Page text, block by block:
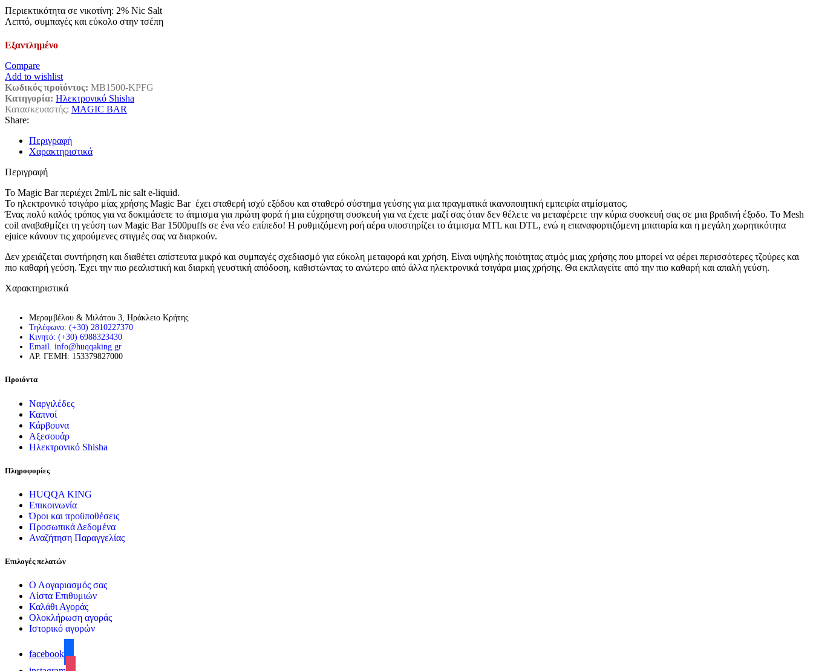
Περιεκτικότητα σε νικοτίνη: 2% Nic Salt
Λεπτό, συμπαγές και εύκολο στην τσέπη
Εξαντλημένο
Compare
Add to wishlist
Κωδικός προϊόντος: MB1500-KPFG
Κατηγορία: Ηλεκτρονικό Shisha
Κατασκευαστής: MAGIC BAR
Share:
Περιγραφή
Χαρακτηριστικά
Περιγραφή
Το Magic Bar περιέχει 2ml/L nic salt e-liquid.
Το ηλεκτρονικό τσιγάρο μίας χρήσης Magic Bar έχει σταθερή ισχύ εξόδου και σταθερό σύστημα γεύσης για μια πραγματικά ικανοποιητική εμπειρία ατμίσματος.
Ένας πολύ καλός τρόπος για να δοκιμάσετε το άτμισμα για πρώτη φορά ή μια εύχρηστη συσκευή για να έχετε μαζί σας όταν δεν θέλετε να μεταφέρετε την κύρια συσκευή σας σε μια βραδινή έξοδο. Το Mesh
coil αναβαθμίζει τη γεύση των Magic Bar 1500puffs σε ένα νέο επίπεδο! Η ρυθμιζόμενη ροή αέρα υποστηρίζει το άτμισμα MTL και DTL, ενώ η επαναφορτιζόμενη μπαταρία και η μεγάλη χωρητικότητα
ejuice κάνουν τις χαρούμενες στιγμές σας να διαρκούν.
Δεν χρειάζεται συντήρηση και διαθέτει απίστευτα μικρό και συμπαγές σχεδιασμό για εύκολη μεταφορά και χρήση. Είναι υψηλής ποιότητας ατμός μιας χρήσης που μπορεί να φέρει περισσότερες τζούρες και
πιο καθαρή γεύση. Έχει την πιο ρεαλιστική και διαρκή γευστική απόδοση, καθιστώντας το ανώτερο από άλλα ηλεκτρονικά τσιγάρα μιας χρήσης. Θα εκπλαγείτε από την πιο καθαρή και απαλή γεύση.
Χαρακτηριστικά
Μεραμβέλου & Μιλάτου 3, Ηράκλειο Κρήτης
Τηλέφωνο: (+30) 2810227370
Κινητό: (+30) 6988323430
Email. info@huqqaking.gr
ΑΡ. ΓΕΜΗ: 153379827000
Προιόντα
Ναργιλέδες
Καπνοί
Κάρβουνα
Αξεσουάρ
Ηλεκτρονικό Shisha
Πληροφορίες
HUQQA KING
Επικοινωνία
Όροι και προϋποθέσεις
Προσωπικά Δεδομένα
Αναζήτηση Παραγγελίας
Επιλογές πελατών
Ο Λογαριασμός σας
Λίστα Επιθυμιών
Καλάθι Αγοράς
Ολοκλήρωση αγοράς
Ιστορικό αγορών
facebook